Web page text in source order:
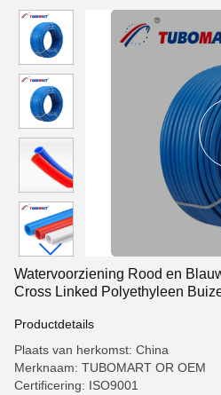
Watervoorziening Rood en
Cross Linked Polyethyleen
Productdetails
Plaats van herkomst: China
Merknaam: TUBOMART OR OEM
Certificering: ISO9001